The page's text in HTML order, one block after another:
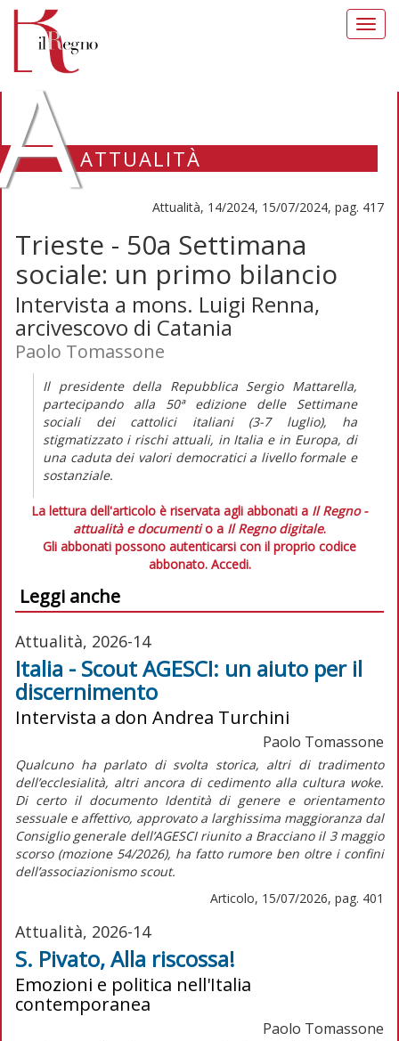
ATTUALITÀ
Attualità, 14/2024, 15/07/2024, pag. 417
Trieste - 50a Settimana
sociale: un primo bilancio
Intervista a mons. Luigi Renna,
arcivescovo di Catania
Paolo Tomassone
Il presidente della Repubblica Sergio Mattarella,
partecipando alla 50ª edizione delle Settimane
sociali dei cattolici italiani (3-7 luglio), ha
stigmatizzato i rischi attuali, in Italia e in Europa, di
una caduta dei valori democratici a livello formale e
sostanziale.
La lettura dell'articolo è riservata agli abbonati a Il Regno -
attualità e documentio a Il Regno digitale.
Gli abbonati possono autenticarsi con il proprio codice
abbonato. Accedi.
Leggi anche
Attualità, 2026-14
Italia - Scout AGESCI: un aiuto per il
discernimento
Intervista a don Andrea Turchini
Paolo Tomassone
Qualcuno ha parlato di svolta storica, altri di tradimento
dell’ecclesialità, altri ancora di cedimento alla cultura woke.
Di certo il documento Identità di genere e orientamento
sessuale e affettivo, approvato a larghissima maggioranza dal
Consiglio generale dell’AGESCI riunito a Bracciano il 3 maggio
scorso (mozione 54/2026), ha fatto rumore ben oltre i confini
dell’associazionismo scout.
Articolo, 15/07/2026, pag. 401
Attualità, 2026-14
S. Pivato, Alla riscossa!
Emozioni e politica nell'Italia
contemporanea
Paolo Tomassone